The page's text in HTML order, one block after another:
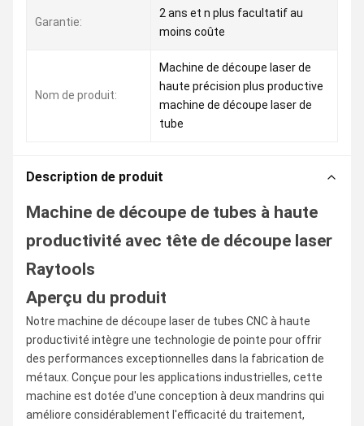
Garantie:
2 ans et n plus facultatif au
moins coûte
Nom de produit:
Machine de découpe laser de
haute précision plus productive
machine de découpe laser de
tube
Description de produit
Machine de découpe de tubes à haute
productivité avec tête de découpe laser
Raytools
Aperçu du produit
Notre machine de découpe laser de tubes CNC à haute
productivité intègre une technologie de pointe pour offrir
des performances exceptionnelles dans la fabrication de
métaux. Conçue pour les applications industrielles, cette
machine est dotée d'une conception à deux mandrins qui
améliore considérablement l'efficacité du traitement,